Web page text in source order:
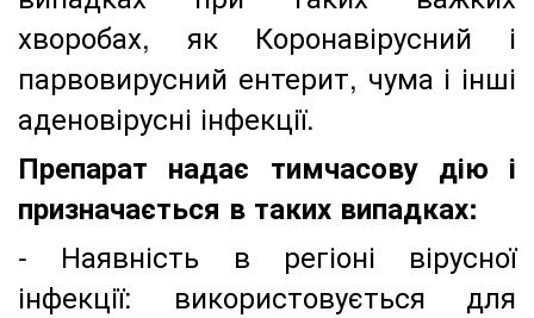
хворобах, як Коронавірусний і
парвовирусний ентерит, чума і інші
аденовірусні інфекції.
Препарат надає тимчасову дію і
призначається в таких випадках:
- Наявність в регіоні вірусної
інфекції: використовується для